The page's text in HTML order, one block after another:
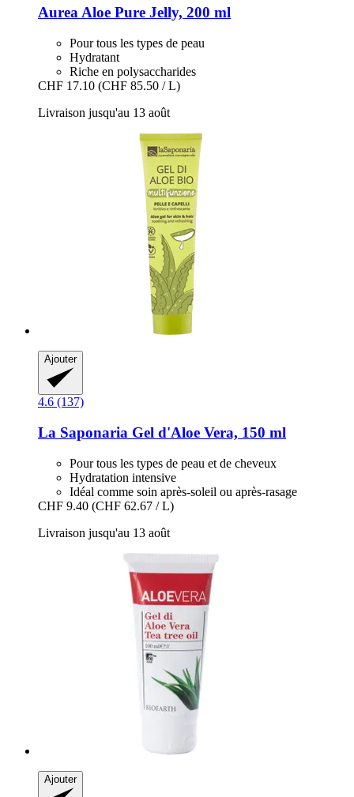
AureaAloe Pure Jelly, 200 ml
Pour tous les types de peau
Hydratant
Riche en polysaccharides
CHF 17.10 (CHF 85.50 / L)
Livraison jusqu'au 13 août
Ajouter
4.6 (137)
La Saponaria Gel d'Aloe Vera, 150 ml
Pour tous les types de peau et de cheveux
Hydratation intensive
Idéal comme soin après-soleil ou après-rasage
CHF 9.40 (CHF 62.67 / L)
Livraison jusqu'au 13 août
Ajouter